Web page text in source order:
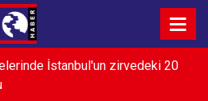
İstanbul'un zirvedeki 20